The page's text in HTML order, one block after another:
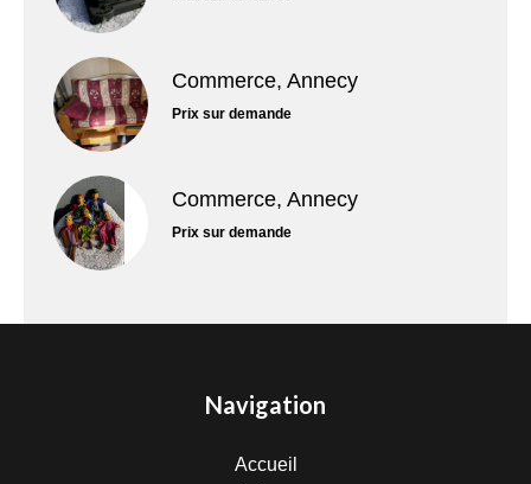
Commerce, Annecy
Prix sur demande
Commerce, Annecy
Prix sur demande
Navigation
Accueil